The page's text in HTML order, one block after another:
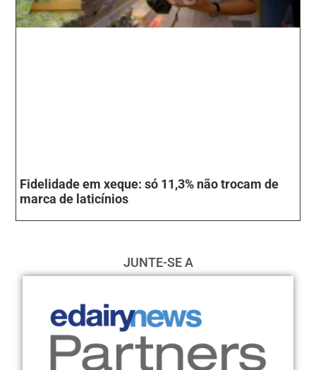
Fidelidade em xeque: só 11,3% não trocam de
marca de laticínios
JUNTE-SE A